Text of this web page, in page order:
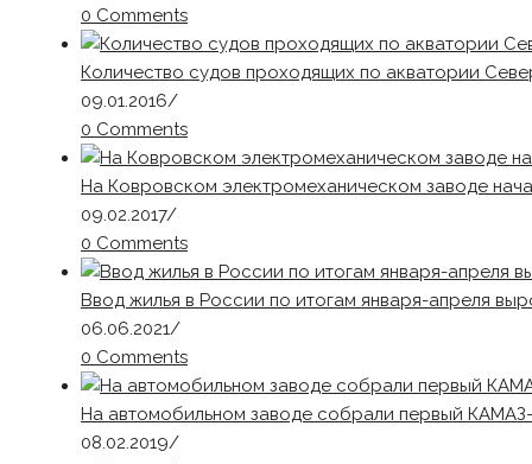
0 Comments
Количество судов проходящих по акватории
09.01.2016/
0 Comments
На Ковровском электромеханическом заводе
09.02.2017/
0 Comments
Ввод жилья в России по итогам января-апреля
06.06.2021/
0 Comments
На автомобильном заводе собрали первый
08.02.2019/